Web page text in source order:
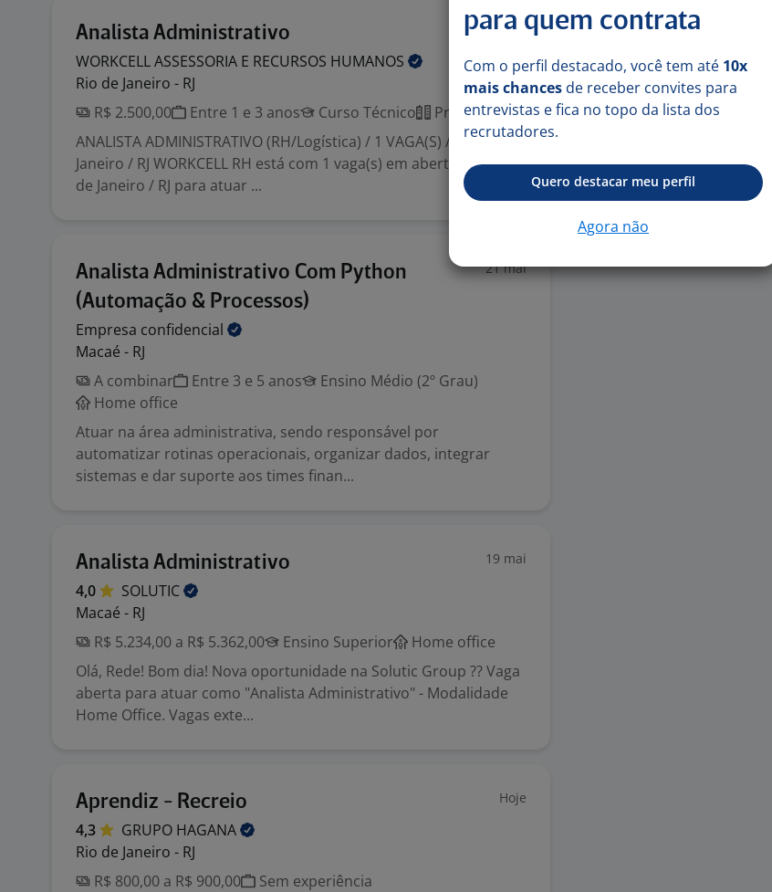
Analista Administrativo 22 mai
WORKCELL ASSESSORIA E RECURSOS HUMANOS
Rio de Janeiro - RJ
R$ 2.500,00
Entre 1 e 3 anos Curso Técnico
Presencial
ANALISTA ADMINISTRATIVO (RH/Logística) / 1 VAGA(S) / Rio de
Janeiro / RJ WORKCELL RH está com 1 vaga(s) em aberto para Rio
de Janeiro / RJ para atuar ...
Analista Administrativo Com Python
(Automação & Processos)
21 mai
Empresa confidencial
Macaé - RJ
A combinar
Entre 3 e 5 anos
Ensino Médio (2º Grau)
Home office
Atuar na área administrativa, sendo responsável por
automatizar rotinas operacionais, organizar dados, integrar
sistemas e dar suporte aos times finan...
Analista Administrativo 19 mai
4,0
SOLUTIC
Macaé - RJ
R$ 5.234,00 a R$ 5.362,00
Ensino Superior
Home office
Olá, Rede! Bom dia! Nova oportunidade na Solutic Group ?? Vaga
aberta para atuar como "Analista Administrativo" - Modalidade
Home Office. Vagas exte...
Aprendiz - Recreio Hoje
4,3 GRUPO HAGANA
Rio de Janeiro - RJ
R$ 800,00 a R$ 900,00
Sem experiência
para quem contrata
Com o perfil destacado, você tem até 10x
mais chances de receber convites para
entrevistas e fica no topo da lista dos
recrutadores.
Quero destacar meu perfil
Agora não